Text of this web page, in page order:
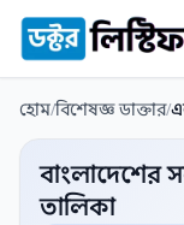
কন্টেন্টে যান
হোম/বিশেষজ্ঞ ডাক্তার/
বাংলাদেশের
তালিকা